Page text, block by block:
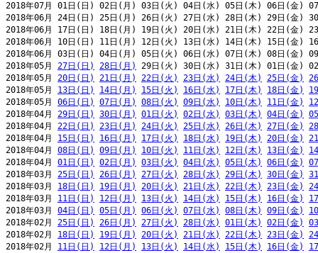
2018年07月 01日(日) 02日(月) 03日(火) 04日(水) 05日(木) 06日(金)
2018年06月 24日(日) 25日(月) 26日(火) 27日(水) 28日(木) 29日(金)
2018年06月 17日(日) 18日(月) 19日(火) 20日(水) 21日(木) 22日(金)
2018年06月 10日(日) 11日(月) 12日(火) 13日(水) 14日(木) 15日(金)
2018年06月 03日(日) 04日(月) 05日(火) 06日(水) 07日(木) 08日(金)
2018年05月 27日(日) 28日(月)
29日(火) 30日(水) 31日(木) 01日(金)
2018年05月 20日(日) 21日(月) 22日(火) 23日(水) 24日(木) 25日(金)
2018年05月 13日(日) 14日(月) 15日(火) 16日(水) 17日(木) 18日(金)
2018年05月 06日(日) 07日(月) 08日(火) 09日(水) 10日(木) 11日(金)
2018年04月 29日(日) 30日(月) 01日(火) 02日(水) 03日(木) 04日(金)
2018年04月 22日(日) 23日(月) 24日(火) 25日(水) 26日(木) 27日(金)
2018年04月 15日(日) 16日(月) 17日(火) 18日(水) 19日(木) 20日(金)
2018年04月 08日(日) 09日(月) 10日(火) 11日(水) 12日(木) 13日(金)
2018年04月 01日(日) 02日(月) 03日(火) 04日(水) 05日(木) 06日(金)
2018年03月 25日(日) 26日(月) 27日(火) 28日(水) 29日(木) 30日(金)
2018年03月 18日(日) 19日(月) 20日(火) 21日(水) 22日(木) 23日(金)
2018年03月 11日(日) 12日(月) 13日(火) 14日(水) 15日(木) 16日(金)
2018年03月 04日(日) 05日(月) 06日(火) 07日(水) 08日(木) 09日(金)
2018年02月 25日(日) 26日(月) 27日(火) 28日(水) 01日(木) 02日(金)
2018年02月 18日(日) 19日(月) 20日(火) 21日(水) 22日(木) 23日(金)
2018年02月 11日(日) 12日(月) 13日(火) 14日(水) 15日(木) 16日(金)